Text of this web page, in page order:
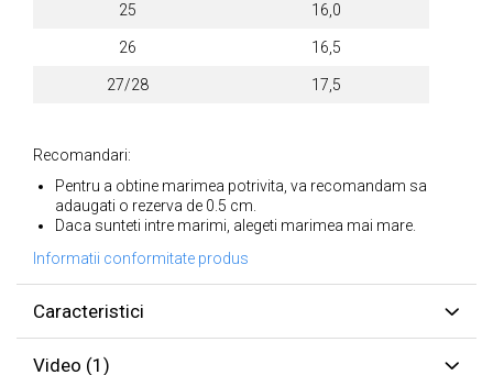
25 16,0
26 16,5
27/28 17,5
Recomandari:
Pentru a obtine marimea potrivita, va recomandam sa
adaugati o rezerva de 0.5 cm.
Daca sunteti intre marimi, alegeti marimea mai mare.
Informatii conformitate produs
Caracteristici
Video (1)